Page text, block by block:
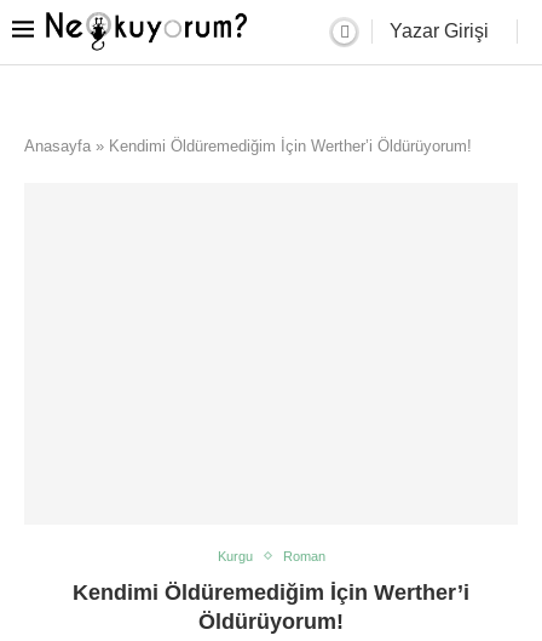
Yazar Girişi
Anasayfa » Kendimi Öldüremediğim İçin Werther’i Öldürüyorum!
Kurgu Roman
Kendimi Öldüremediğim İçin Werther’i
Öldürüyorum!